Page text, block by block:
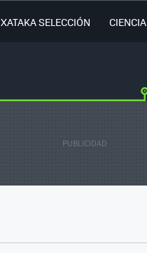
XATAKA SELECCIÓN CIENCIA